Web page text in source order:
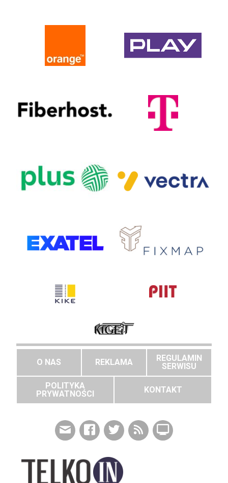
O NAS REKLAMA
REGULAMIN
SERWISU
POLITYKA
PRYWATNOŚCI
KONTAKT